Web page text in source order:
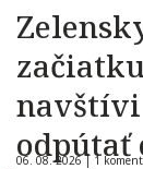
navštívi
odpútať
06. 08. 2026 | 1